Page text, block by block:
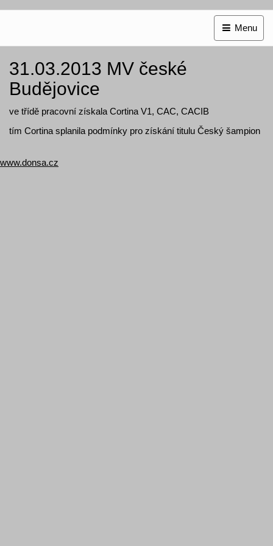
Menu
31.03.2013 MV české
Budějovice
ve třídě pracovní získala Cortina V1, CAC, CACIB
tím Cortina splanila podmínky pro získání titulu Český šampion
www.donsa.cz